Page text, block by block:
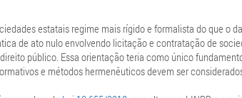
estatais regime mais rígido e formalista do que o
de ato nulo envolvendo licitação e contratação de
público. Essa orientação teria como único
e métodos hermenêuticos devem ser